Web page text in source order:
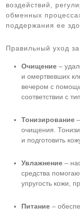
воздействий,
обменных
поддержания ее
Правильный уход
Очищение –
и омертвевших
вечером с
соответствии с
Тонизирование
очищения.
и подготовить
Увлажнение –
средства
упругость кожи,
Питание –